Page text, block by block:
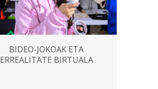
BIDEO-JOKOAK ETA
ERREALITATE BIRTUALA